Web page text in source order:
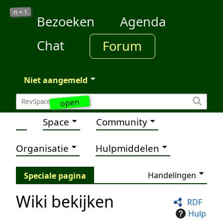
open
n = 1
Bezoeken
Agenda
Chat
Forum
Niet aangemeld
Space Community
Organisatie Hulpmiddelen
Speciale pagina Handelingen
RDF
Hulp
Wiki bekijken